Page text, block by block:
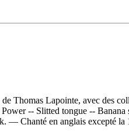
Thomas Lapointe, avec des
Power -- Slitted tongue --
— Chanté en anglais excepté